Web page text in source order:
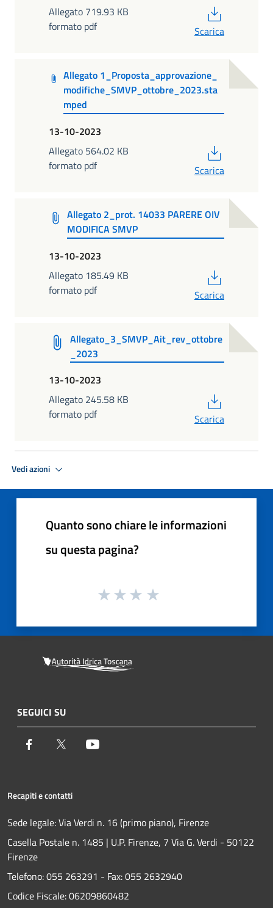
Allegato 719.93 KB
formato pdf
Scarica
Allegato 1_Proposta_approvazione_
modifiche_SMVP_ottobre_2023.sta
mped
13-10-2023
Allegato 564.02 KB
formato pdf
Scarica
Allegato 2_prot. 14033 PARERE OIV
MODIFICA SMVP
13-10-2023
Allegato 185.49 KB
formato pdf
Scarica
Allegato_3_SMVP_Ait_rev_ottobre
_2023
13-10-2023
Allegato 245.58 KB
formato pdf
Scarica
Vedi azioni
Quanto sono chiare le informazioni
su questa pagina?
SEGUICI SU
Facebook Twitter
Recapiti e contatti
Sede legale: Via Verdi n. 16 (primo piano), Firenze
Casella Postale n. 1485 | U.P. Firenze, 7 Via G. Verdi - 50122
Firenze
Telefono:055 263291 - Fax:055 2632940
Codice Fiscale: 06209860482